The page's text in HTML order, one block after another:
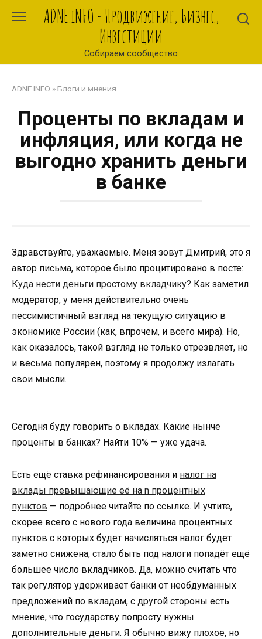
ADNE.iNFO - Продвижение, Бизнес,
Инвестиции
Собираем сообщество
ADNE.INFO »Блоги и мнения
Проценты по вкладам и
инфляция, или когда не
выгодно хранить деньги
в банке
Здравствуйте, уважаемые. Меня зовут Дмитрий, это я
автор письма, которое было процитировано в посте:
Куда нести деньги простому вкладчику? Как заметил
модератор, у меня действительно очень
пессимистичный взгляд на текущую ситуацию в
экономике России (как, впрочем, и всего мира). Но,
как оказалось, такой взгляд не только отрезвляет, но
и весьма популярен, поэтому я продолжу излагать
свои мысли.
Сегодня буду говорить о вкладах. Какие нынче
проценты в банках? Найти 10% — уже удача.
Есть ещё ставка рефинансирования и налог на
вклады превышающие её на n процентных
пунктов — подробнее читайте по ссылке. И учтите,
скорее всего с нового года величина процентных
пунктов с которых будет начисляться налог будет
заметно снижена, стало быть под налоги попадёт ещё
большее число вкладчиков. Да, можно считать что
так регулятор удерживает банки от необдуманных
предложений по вкладам, с другой стороны есть
мнение, что государству попросту нужны
дополнительные деньги. Я обычно вижу плохое, но